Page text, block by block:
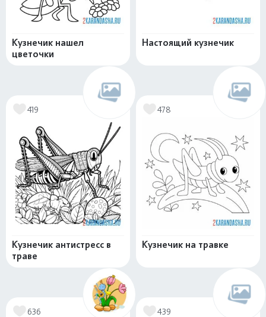
Кузнечик нашел
цветочки
Настоящий кузнечик
419
Кузнечик антистресс в
траве
478
Кузнечик на травке
636 439